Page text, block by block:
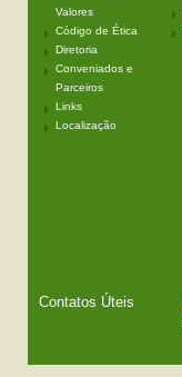
Valores
Código de Ética
Diretoria
Conveniados e
Parceiros
Links
Localização
Contatos Úteis